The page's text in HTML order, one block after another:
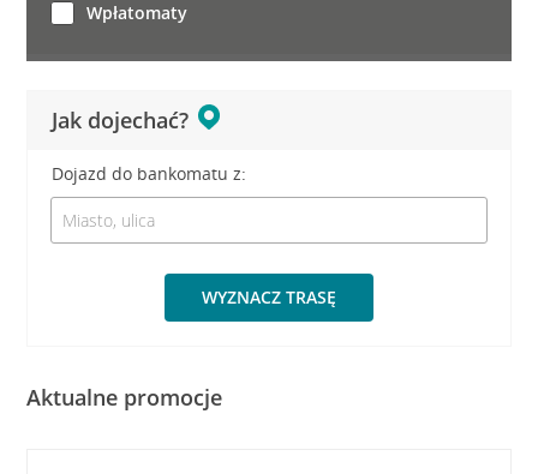
Jak dojechać?
Dojazd do bankomatu z:
WYZNACZ TRASĘ
Wpłatomaty
Aktualne promocje